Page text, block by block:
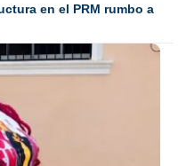
en el PRM rumbo a